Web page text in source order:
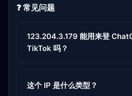
❓ 常见问题
123.204.3.179 能用来登
TikTok 吗？
这个 IP 是什么类型？